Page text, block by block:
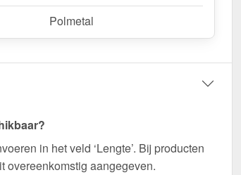
Polmetal
in het veld ‘Lengte’. Bij producten
overeenkomstig aangegeven.